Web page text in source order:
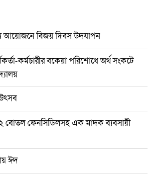
আয়োজনে বিজয় দিবস উদযাপন
কর্মচারীর বকেয়া পরিশোধে অর্থ সংকটে
বোতল ফেনসিডিলসহ এক মাদক ব্যবসায়ী
ঈদ